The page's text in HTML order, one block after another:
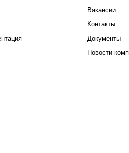
Вакансии
Контакты
Документы
Новости